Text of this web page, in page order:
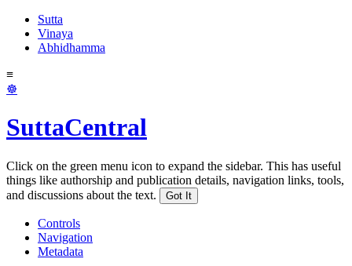
Sutta
Vinaya
Abhidhamma
≡
☸
SuttaCentral
Click on the green menu icon to expand the sidebar. This has useful
things like authorship and publication details, navigation links, tools,
and discussions about the text.
Got It
Controls
Navigation
Metadata